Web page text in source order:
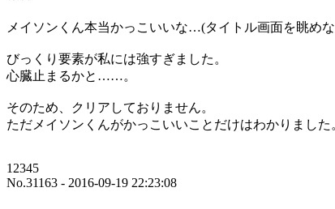
メイソンくん本当かっこいいな…(タイトル画面を眺め
びっくり要素が私には強すぎました。
心臓止まるかと……。
そのため、クリアしておりません。
ただメイソンくんがかっこいいことだけはわかりました
12345
No.31163 - 2016-09-19 22:23:08